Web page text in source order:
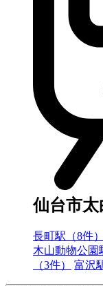
仙台市
長町駅（8件）
木山動物公園
（3件）
富沢